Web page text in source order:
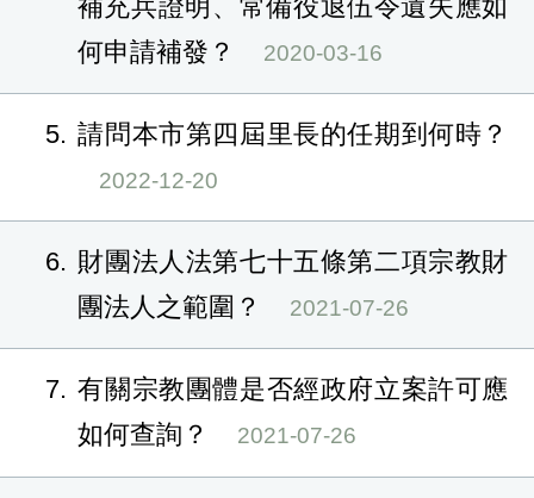
補充兵證明、常備役退伍令遺失應如
何申請補發？
2020-03-16
5 請問本市第四屆里長的任期到何時？
2022-12-20
6
財團法人法第七十五條第二項宗教財
團法人之範圍？
2021-07-26
7 有關宗教團體是否經政府立案許可應
如何查詢？
2021-07-26